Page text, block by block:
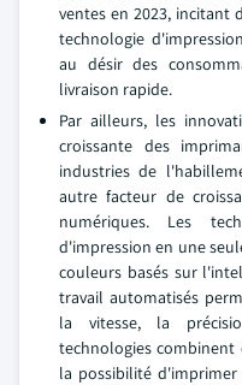
ventes en 2023, incitant
technologie
au désir des
livraison rapide.
Par ailleurs, les
croissante des
industries de
autre facteur de
numériques. Les
d'impression en une
couleurs basés sur
travail automatisés
la vitesse, la
technologies combinent
la possibilité